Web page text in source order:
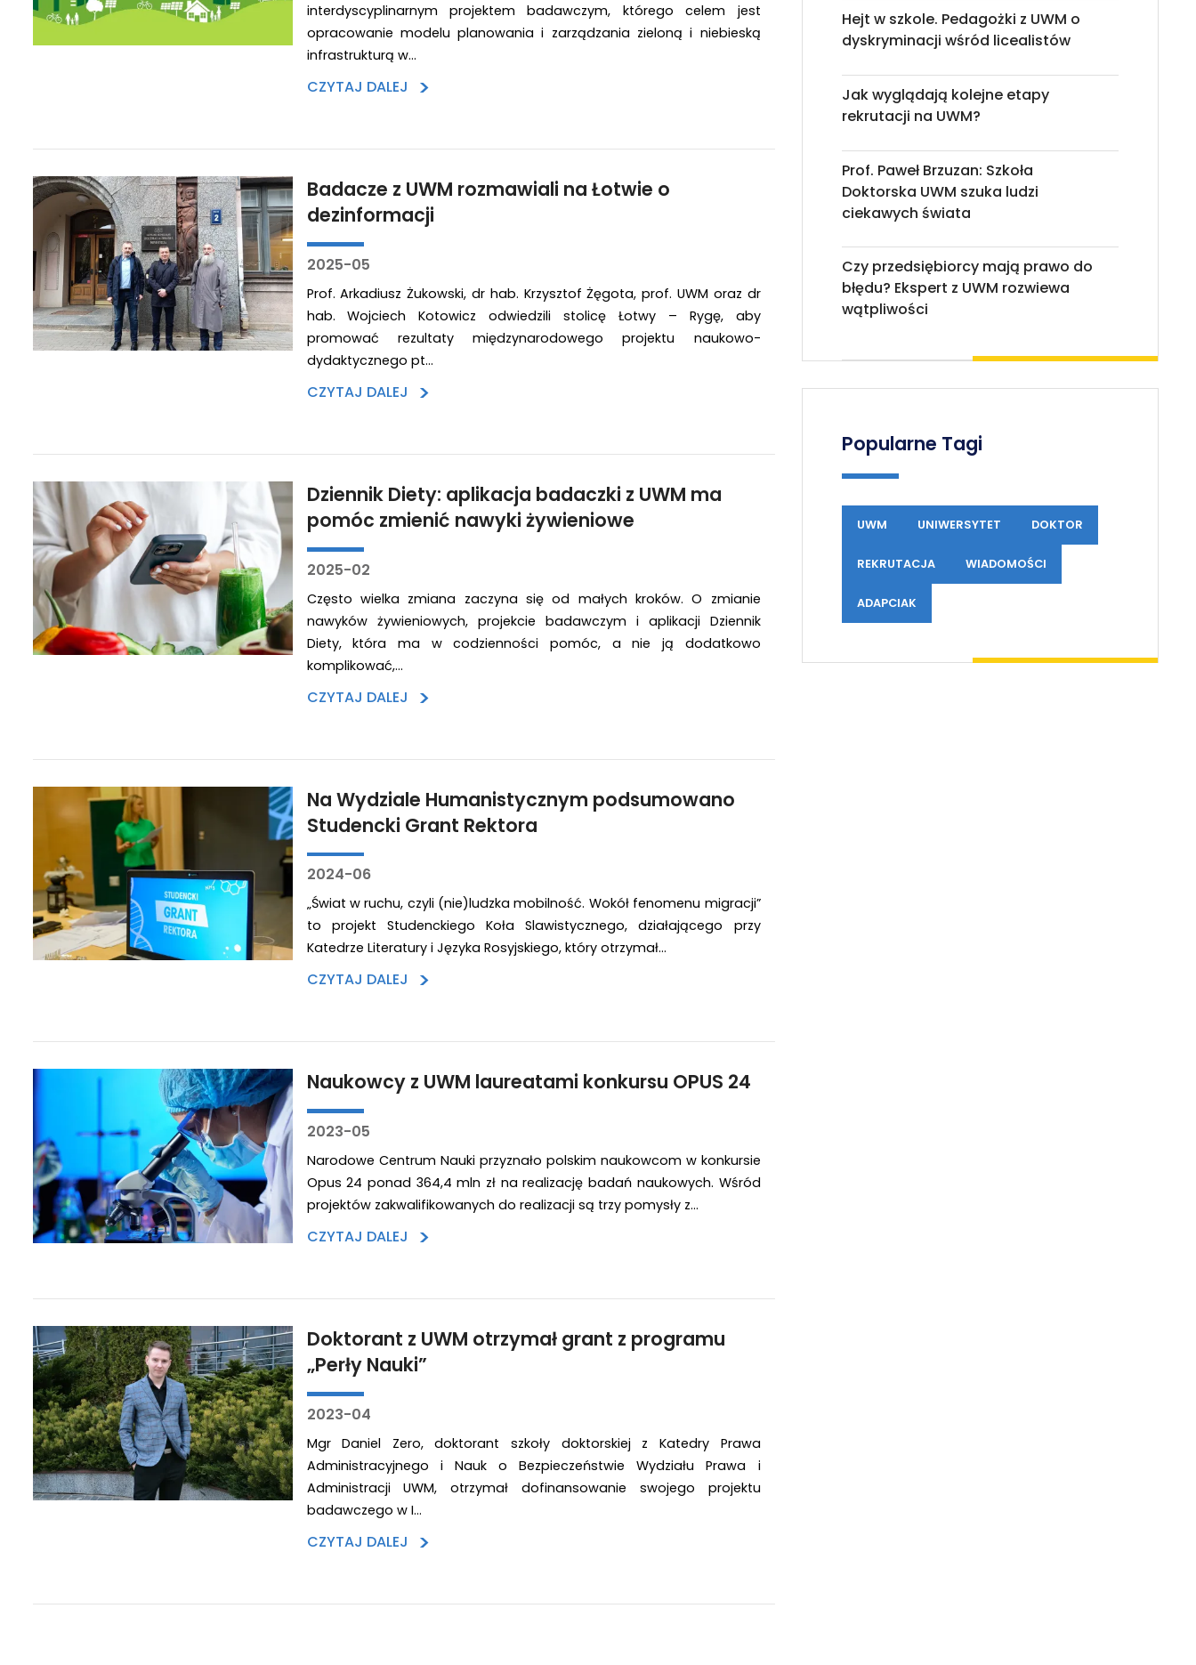
interdyscyplinarnym projektem badawczym, którego celem jest
opracowanie modelu planowania i zarządzania zieloną i niebieską
infrastrukturą w…
CZYTAJ DALEJ >
Badacze z UWM rozmawiali na Łotwie o
dezinformacji
2025-05
Prof. Arkadiusz Żukowski, dr hab. Krzysztof Żęgota, prof. UWM oraz dr
hab. Wojciech Kotowicz odwiedzili stolicę Łotwy – Rygę, aby
promować rezultaty międzynarodowego projektu naukowo-
dydaktycznego pt…
CZYTAJ DALEJ >
Dziennik Diety: aplikacja badaczki z UWM ma
pomóc zmienić nawyki żywieniowe
2025-02
Często wielka zmiana zaczyna się od małych kroków. O zmianie
nawyków żywieniowych, projekcie badawczym i aplikacji Dziennik
Diety, która ma w codzienności pomóc, a nie ją dodatkowo
komplikować,…
CZYTAJ DALEJ >
Na Wydziale Humanistycznym podsumowano
Studencki Grant Rektora
2024-06
„Świat w ruchu, czyli (nie)ludzka mobilność. Wokół fenomenu migracji”
to projekt Studenckiego Koła Slawistycznego, działającego przy
Katedrze Literatury i Języka Rosyjskiego, który otrzymał…
CZYTAJ DALEJ >
Naukowcy z UWM laureatami konkursu OPUS 24
2023-05
Narodowe Centrum Nauki przyznało polskim naukowcom w konkursie
Opus 24 ponad 364,4 mln zł na realizację badań naukowych. Wśród
projektów zakwalifikowanych do realizacji są trzy pomysły z…
CZYTAJ DALEJ >
Doktorant z UWM otrzymał grant z programu
„Perły Nauki”
2023-04
Mgr Daniel Zero, doktorant szkoły doktorskiej z Katedry Prawa
Administracyjnego i Nauk o Bezpieczeństwie Wydziału Prawa i
Administracji UWM, otrzymał dofinansowanie swojego projektu
badawczego w I…
CZYTAJ DALEJ >
Hejt w szkole. Pedagożki z UWM o
dyskryminacji wśród licealistów
Jak wyglądają kolejne etapy
rekrutacji na UWM?
Prof. Paweł Brzuzan: Szkoła
Doktorska UWM szuka ludzi
ciekawych świata
Czy przedsiębiorcy mają prawo do
błędu? Ekspert z UWM rozwiewa
wątpliwości
Popularne Tagi
UWM UNIWERSYTET DOKTOR
REKRUTACJA WIADOMOŚCI
ADAPCIAK